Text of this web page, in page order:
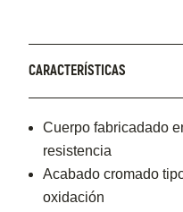
CARACTERÍSTICAS
Cuerpo fabricadado
resistencia
Acabado cromado
oxidación